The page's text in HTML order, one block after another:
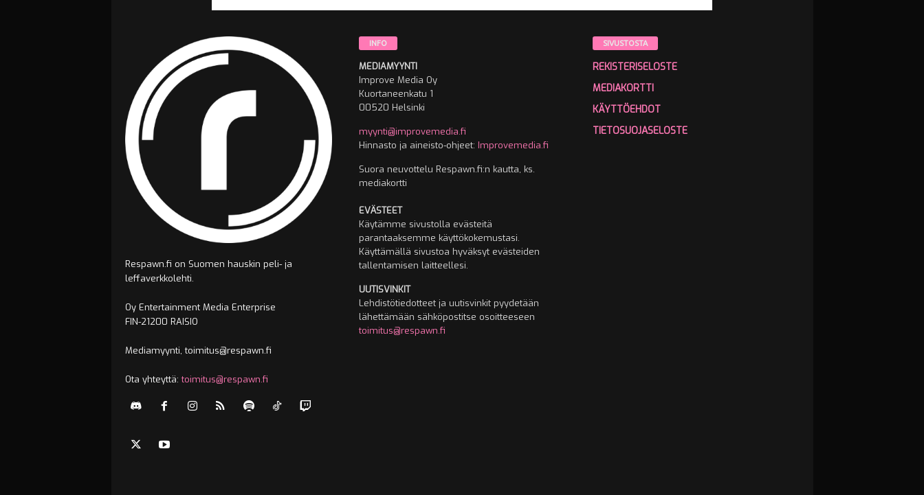
Respawn.fi on Suomen hauskin peli- ja
leffaverkkolehti.
Oy Entertainment Media Enterprise
FIN-21200 RAISIO
Mediamyynti, toimitus@respawn.fi
Ota yhteyttä:toimitus@respawn.fi
INFO
MEDIAMYYNTI
Improve Media Oy
Kuortaneenkatu 1
00520 Helsinki
myynti@improvemedia.fi
Hinnasto ja aineisto-ohjeet: Improvemedia.fi
Suora neuvottelu Respawn.fi:n kautta, ks.
mediakortti
EVÄSTEET
Käytämme sivustolla evästeitä
parantaaksemme käyttökokemustasi.
Käyttämällä sivustoa hyväksyt evästeiden
tallentamisen laitteellesi.
UUTISVINKIT
Lehdistötiedotteet ja uutisvinkit pyydetään
lähettämään sähköpostitse osoitteeseen
toimitus@respawn.fi
SIVUSTOSTA
REKISTERISELOSTE
MEDIAKORTTI
KÄYTTÖEHDOT
TIETOSUOJASELOSTE